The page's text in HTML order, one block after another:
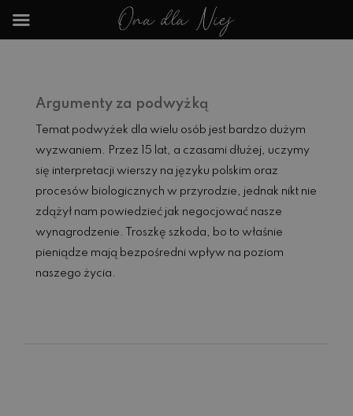
Argumenty za podwyżką
Temat podwyżek dla wielu osób jest bardzo dużym
wyzwaniem. Przez 15 lat, a czasami dłużej, uczymy
się interpretacji wierszy na języku polskim oraz
procesów biologicznych w przyrodzie, jednak nikt nie
zdążył nam powiedzieć jak negocjować nasze
wynagrodzenie. Troszkę szkoda, bo to właśnie
pieniądze mają bezpośredni wpływ na poziom
naszego życia.